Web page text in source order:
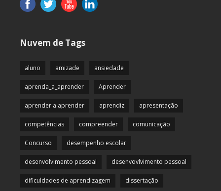
Nuvem de Tags
aluno amizade ansiedade
aprenda_a_aprender Aprender
aprender a aprender aprendiz apresentação
competências compreender comunicação
Concurso desempenho escolar
desenvolvimento pessoal desenvovlvimento pessoal
dificuldades de aprendizagem dissertação